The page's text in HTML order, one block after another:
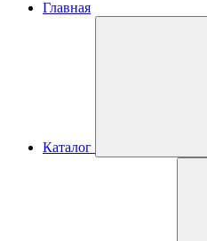
Главная
Каталог